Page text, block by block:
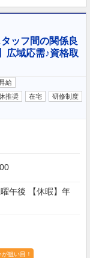
ッフ間の関係良
広域応需♪資格取
給
推奨 在宅 研修制度
午後 【休暇】年
が狙い目！